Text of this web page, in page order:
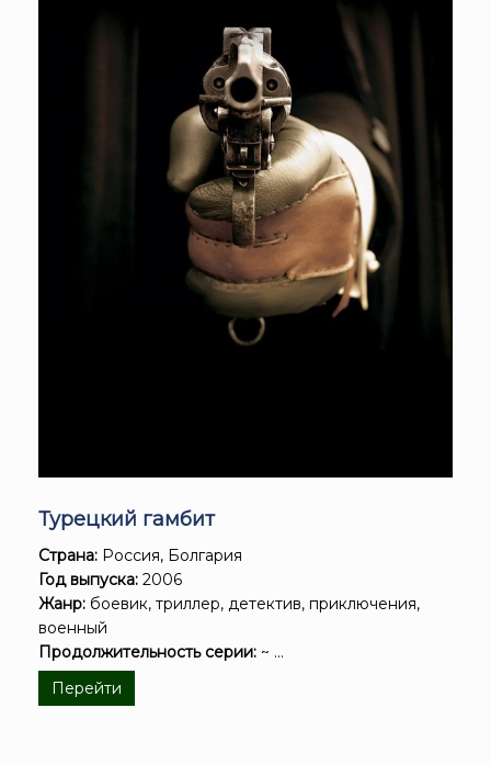
Турецкий гамбит
Страна: Россия, Болгария
Год выпуска: 2006
Жанр: боевик, триллер, детектив, приключения,
военный
Продолжительность серии: ~ ...
Перейти